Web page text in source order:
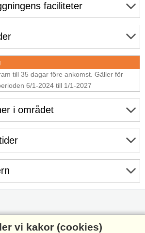
faciliteter
till 35 dagar före ankomst. Gäller för
6/1-2024 till 1/1-2027
i området
Om Danland
vi kakor (cookies)